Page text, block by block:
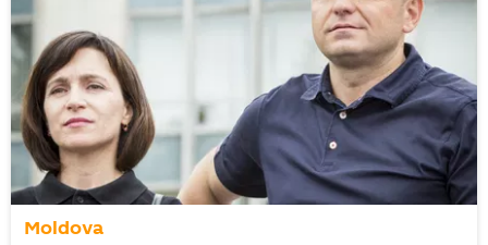
Moldova